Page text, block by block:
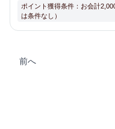
ポイント獲得条件：お会計
は条件なし）
前へ